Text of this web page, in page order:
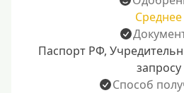
Среднее
Паспорт РФ,
запросу
Способ